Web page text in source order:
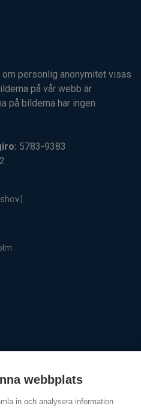
personlig anonymitet visas
på vår webb är
på bilderna har ingen
5783-9383
webbplats
in och analysera information